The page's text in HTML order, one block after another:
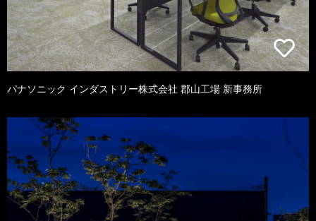
パナソニック インダストリー株式会社 郡山工場 新事務所